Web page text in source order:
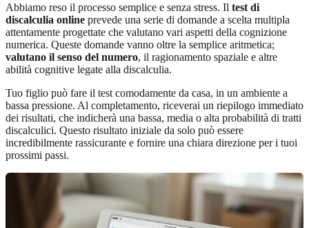
Abbiamo reso il processo semplice e senza stress. Il test di
discalculia online prevede una serie di domande a scelta multipla
attentamente progettate che valutano vari aspetti della cognizione
numerica. Queste domande vanno oltre la semplice aritmetica;
valutano il senso del numero, il ragionamento spaziale e altre
abilità cognitive legate alla discalculia.
Tuo figlio può fare il test comodamente da casa, in un ambiente a
bassa pressione. Al completamento, riceverai un riepilogo immediato
dei risultati, che indicherà una bassa, media o alta probabilità di tratti
discalculici. Questo risultato iniziale da solo può essere
incredibilmente rassicurante e fornire una chiara direzione per i tuoi
prossimi passi.